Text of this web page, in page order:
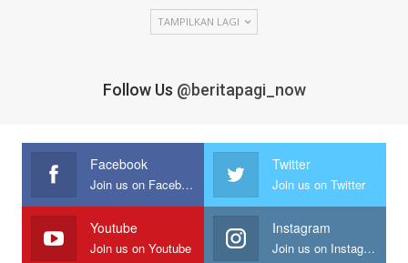
TAMPILKAN LAGI
Follow Us @beritapagi_now
Facebook
Join us on Facebook
Twitter
Join us on Twitter
Youtube
Join us on Youtube
Instagram
Join us on Instagram